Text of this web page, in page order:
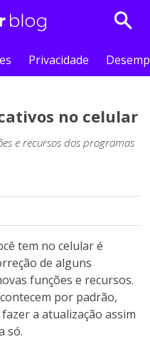
Privacidade
no celular
e recursos dos programas
tem no celular é
de alguns
funções e recursos.
por padrão,
a atualização assim
só.